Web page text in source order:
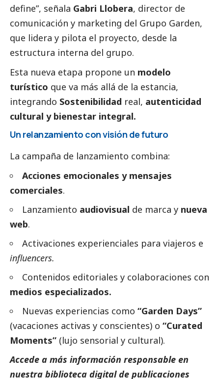
define”, señala Gabri Llobera, director de
comunicación y marketing del Grupo Garden,
que lidera y pilota el proyecto, desde la
estructura interna del grupo.
Esta nueva etapa propone un modelo
turístico que va más allá de la estancia,
integrando Sostenibilidad real, autenticidad
cultural y bienestar integral.
Un relanzamiento con visión de futuro
La campaña de lanzamiento combina:
Acciones emocionales y mensajes
comerciales.
Lanzamiento audiovisual de marca y nueva
web.
Activaciones experienciales para viajeros e
influencers.
Contenidos editoriales y colaboraciones con
medios especializados.
Nuevas experiencias como “Garden Days”
(vacaciones activas y conscientes) o “Curated
Moments” (lujo sensorial y cultural).
Accede a más información responsable en
nuestra biblioteca digital de publicaciones